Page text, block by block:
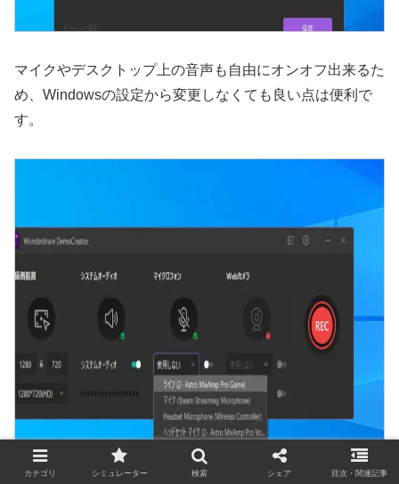
マイクやデスクトップ上の音声も自由にオンオフ出来るた
め、Windowsの設定から変更しなくても良い点は便利で
す。
カテゴリ シミュレーター 検索 シェア 目次・関連記事